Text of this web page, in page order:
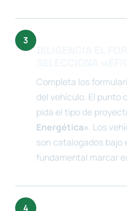
Completa los
del vehículo. El punto
pida el tipo de
Energética». Los
son catalogados bajo
fundamental marcar